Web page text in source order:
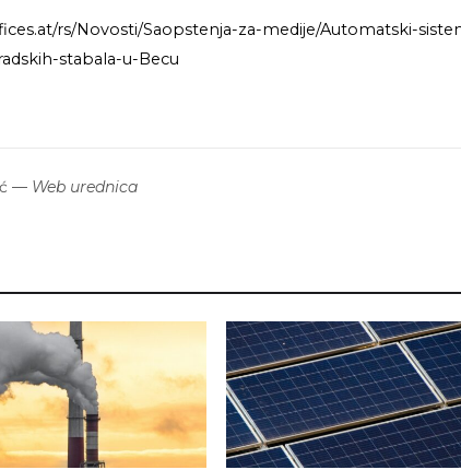
rs/Novosti/Saopstenja-za-medije/Automatski-
stabala-u-Becu
— Web urednica